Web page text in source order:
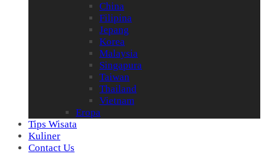
China
Filipina
Jepang
Korea
Malaysia
Singapura
Taiwan
Thailand
Vietnam
Eropa
Tips Wisata
Kuliner
Contact Us